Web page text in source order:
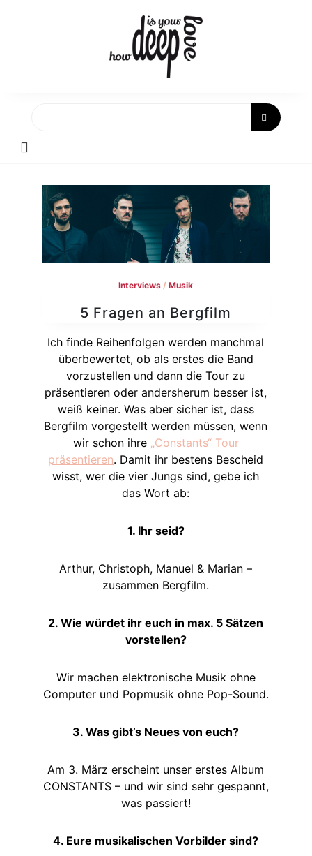
Interviews /Musik
5 Fragen an Bergfilm
Ich finde Reihenfolgen werden manchmal
überbewertet, ob als erstes die Band
vorzustellen und dann die Tour zu
präsentieren oder andersherum besser ist,
weiß keiner. Was aber sicher ist, dass
Bergfilm vorgestellt werden müssen, wenn
wir schon ihre „Constants“ Tour
präsentieren. Damit ihr bestens Bescheid
wisst, wer die vier Jungs sind, gebe ich
das Wort ab:
1. Ihr seid?
Arthur, Christoph, Manuel & Marian –
zusammen Bergfilm.
2. Wie würdet ihr euch in max. 5 Sätzen
vorstellen?
Wir machen elektronische Musik ohne
Computer und Popmusik ohne Pop-Sound.
3. Was gibt’s Neues von euch?
Am 3. März erscheint unser erstes Album
CONSTANTS – und wir sind sehr gespannt,
was passiert!
4. Eure musikalischen Vorbilder sind?